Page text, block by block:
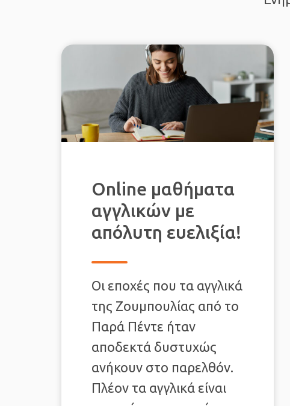
Online μαθήματα
αγγλικών με
απόλυτη ευελιξία!
Οι εποχές που τα αγγλικά
της Ζουμπουλίας από το
Παρά Πέντε ήταν
αποδεκτά δυστυχώς
ανήκουν στο παρελθόν.
Πλέον τα αγγλικά είναι